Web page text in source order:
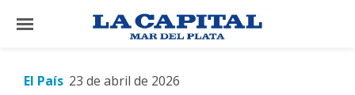
×
El País 23 de abril de 2026